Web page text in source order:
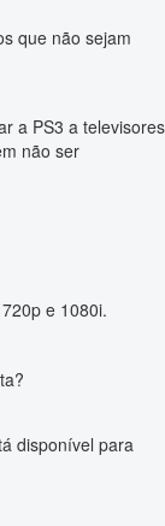
que não sejam
a PS3 a televisores
não ser
e 1080i.
disponível para